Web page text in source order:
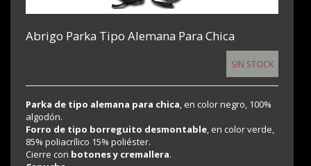
Abrigo Parka Tipo Alemana Para Chica
SIN STOCK
Parka de tipo alemana para chica , en color negro, 100%
algodón.
Forro de tipo borreguito desmontable , en color verde,
85% poliacrílico 15% poliéster.
Cierre con botones y cremallera.